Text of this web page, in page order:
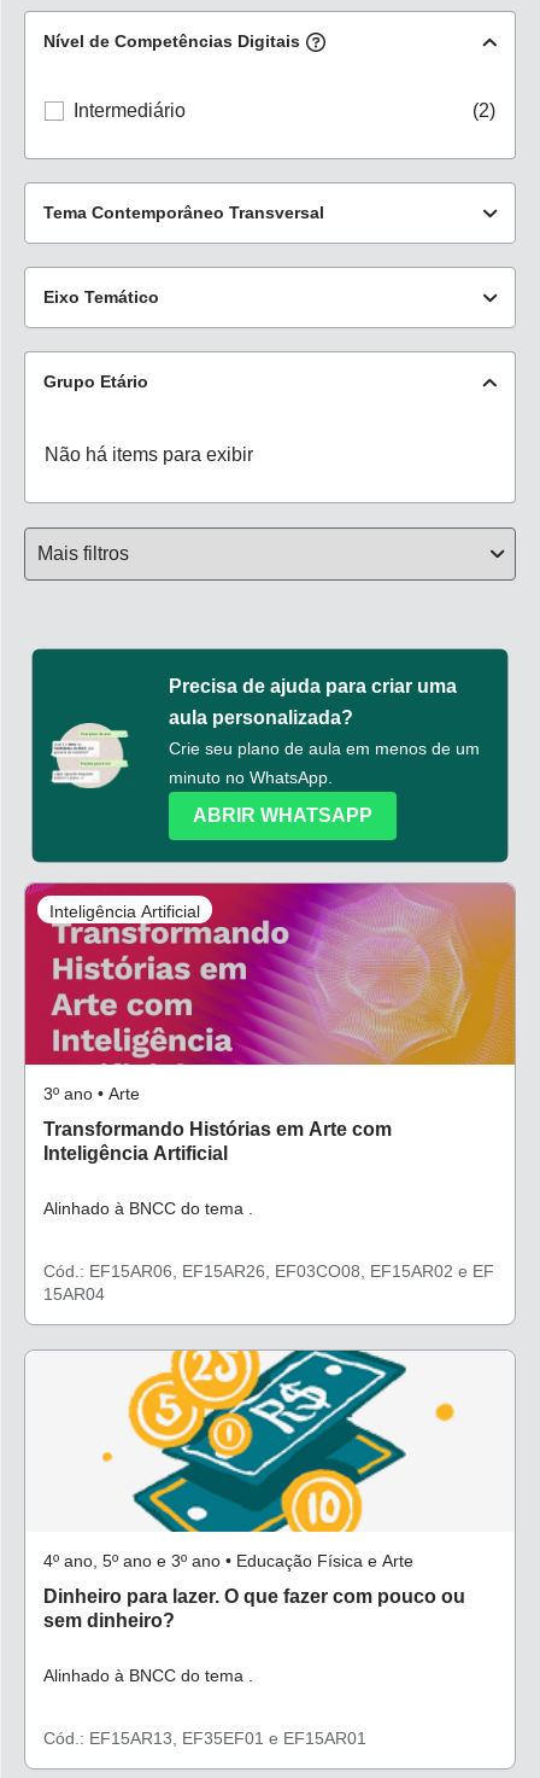
Educação Física (12)
(4)
2º ano (6)
Ver mais
Nível de Competências Digitais
Intermediário (2)
Tema Contemporâneo Transversal
(2)
Eixo Temático
Grupo Etário
Não há items para exibir
Precisa de ajuda para criar uma
aula personalizada?
Crie seu plano de aula em menos de um
minuto no WhatsApp.
ABRIR WHATSAPP
Inteligência Artificial
3º ano • Arte
Transformando Histórias em Arte com
Inteligência Artificial
Alinhado à BNCC do tema .
Cód.: EF15AR06, EF15AR26, EF03CO08, EF15AR02 e EF
15AR04
4º ano, 5º ano e 3º ano • Educação Física e Arte
Dinheiro para lazer. O que fazer com pouco ou
sem dinheiro?
Alinhado à BNCC do tema .
Cód.: EF15AR13, EF35EF01 e EF15AR01